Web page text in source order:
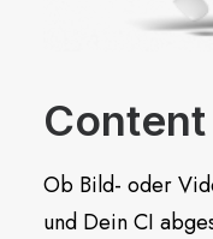
Ob Bild- oder
und Dein CI